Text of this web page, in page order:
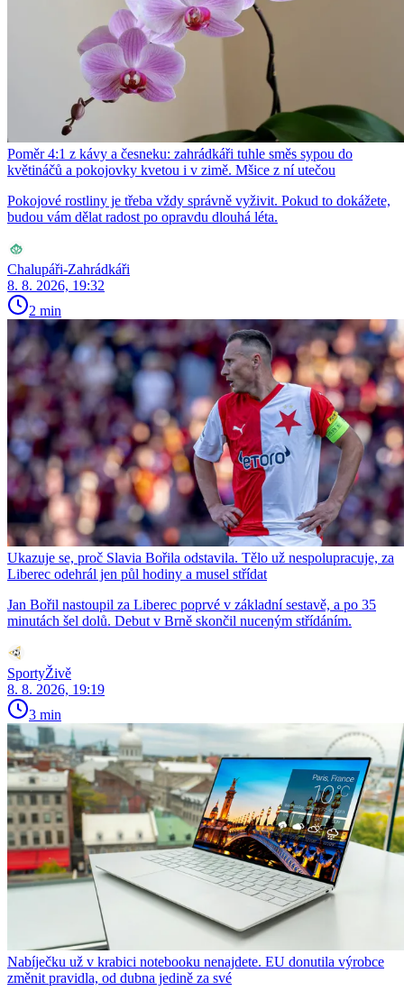
Poměr 4:1 z kávy a česneku: zahrádkáři tuhle směs sypou do
květináčů a pokojovky kvetou i v zimě. Mšice z ní utečou
Pokojové rostliny je třeba vždy správně vyživit. Pokud to dokážete,
budou vám dělat radost po opravdu dlouhá léta.
Chalupáři-Zahrádkáři
8. 8. 2026, 19:32
2 min
Ukazuje se, proč Slavia Bořila odstavila. Tělo už nespolupracuje, za
Liberec odehrál jen půl hodiny a musel střídat
Jan Bořil nastoupil za Liberec poprvé v základní sestavě, a po 35
minutách šel dolů. Debut v Brně skončil nuceným střídáním.
SportyŽivě
8. 8. 2026, 19:19
3 min
Nabíječku už v krabici notebooku nenajdete. EU donutila výrobce
změnit pravidla, od dubna jedině za své